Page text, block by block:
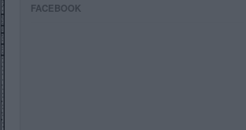
FACEBOOK